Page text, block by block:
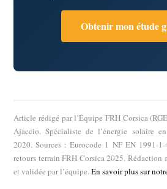
Obtenir mon étude
Article rédigé par l’Équipe FRH Corsica
Ajaccio. Spécialiste de l’énergie solaire
2020. Sources : Eurocode 1 NF EN 1991-
retours terrain FRH Corsica 2025. Rédaction
et validée par l’équipe.En savoir plus sur